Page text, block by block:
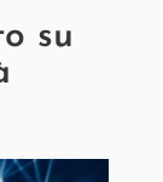
su